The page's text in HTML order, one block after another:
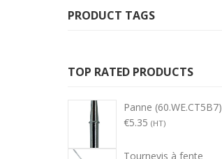
PRODUCT TAGS
TOP RATED PRODUCTS
Panne (60.WE.CT5B7)
€5.35 (HT)
Tournevis à fente